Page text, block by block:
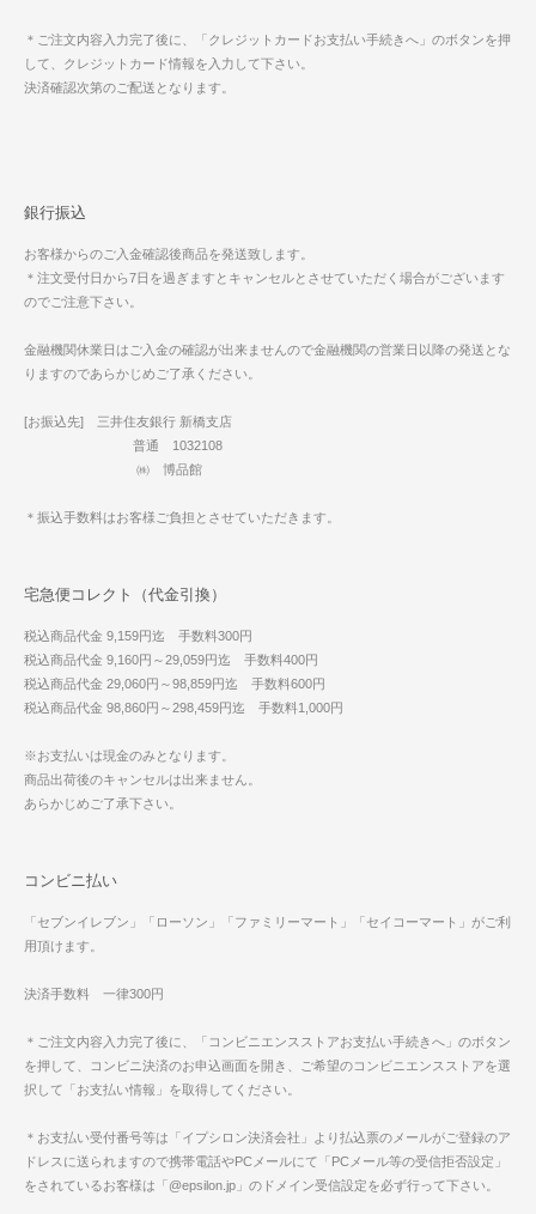
＊ご注文内容入力完了後に、「クレジットカードお支払い手続きへ」のボタンを押
して、クレジットカード情報を入力して下さい。
決済確認次第のご配送となります。
銀行振込
お客様からのご入金確認後商品を発送致します。
＊注文受付日から7日を過ぎますとキャンセルとさせていただく場合がございます
のでご注意下さい。
金融機関休業日はご入金の確認が出来ませんので金融機関の営業日以降の発送とな
りますのであらかじめご了承ください。
[お振込先] 三井住友銀行 新橋支店
普通 1032108
㈱ 博品館
＊振込手数料はお客様ご負担とさせていただきます。
宅急便コレクト（代金引換）
税込商品代金 9,159円迄 手数料300円
税込商品代金 9,160円～29,059円迄 手数料400円
税込商品代金 29,060円～98,859円迄 手数料600円
税込商品代金 98,860円～298,459円迄 手数料1,000円
※お支払いは現金のみとなります。
商品出荷後のキャンセルは出来ません。
あらかじめご了承下さい。
コンビニ払い
「セブンイレブン」「ローソン」「ファミリーマート」「セイコーマート」がご利
用頂けます。
決済手数料 一律300円
＊ご注文内容入力完了後に、「コンビニエンスストアお支払い手続きへ」のボタン
を押して、コンビニ決済のお申込画面を開き、ご希望のコンビニエンスストアを選
択して「お支払い情報」を取得してください。
＊お支払い受付番号等は「イプシロン決済会社」より払込票のメールがご登録のア
ドレスに送られますので携帯電話やPCメールにて「PCメール等の受信拒否設定」
をされているお客様は「@epsilon.jp」のドメイン受信設定を必ず行って下さい。